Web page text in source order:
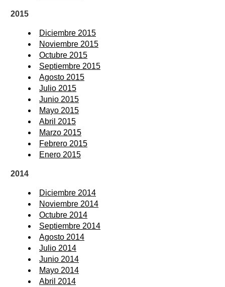
2015
Diciembre 2015
Noviembre 2015
Octubre 2015
Septiembre 2015
Agosto 2015
Julio 2015
Junio 2015
Mayo 2015
Abril 2015
Marzo 2015
Febrero 2015
Enero 2015
2014
Diciembre 2014
Noviembre 2014
Octubre 2014
Septiembre 2014
Agosto 2014
Julio 2014
Junio 2014
Mayo 2014
Abril 2014